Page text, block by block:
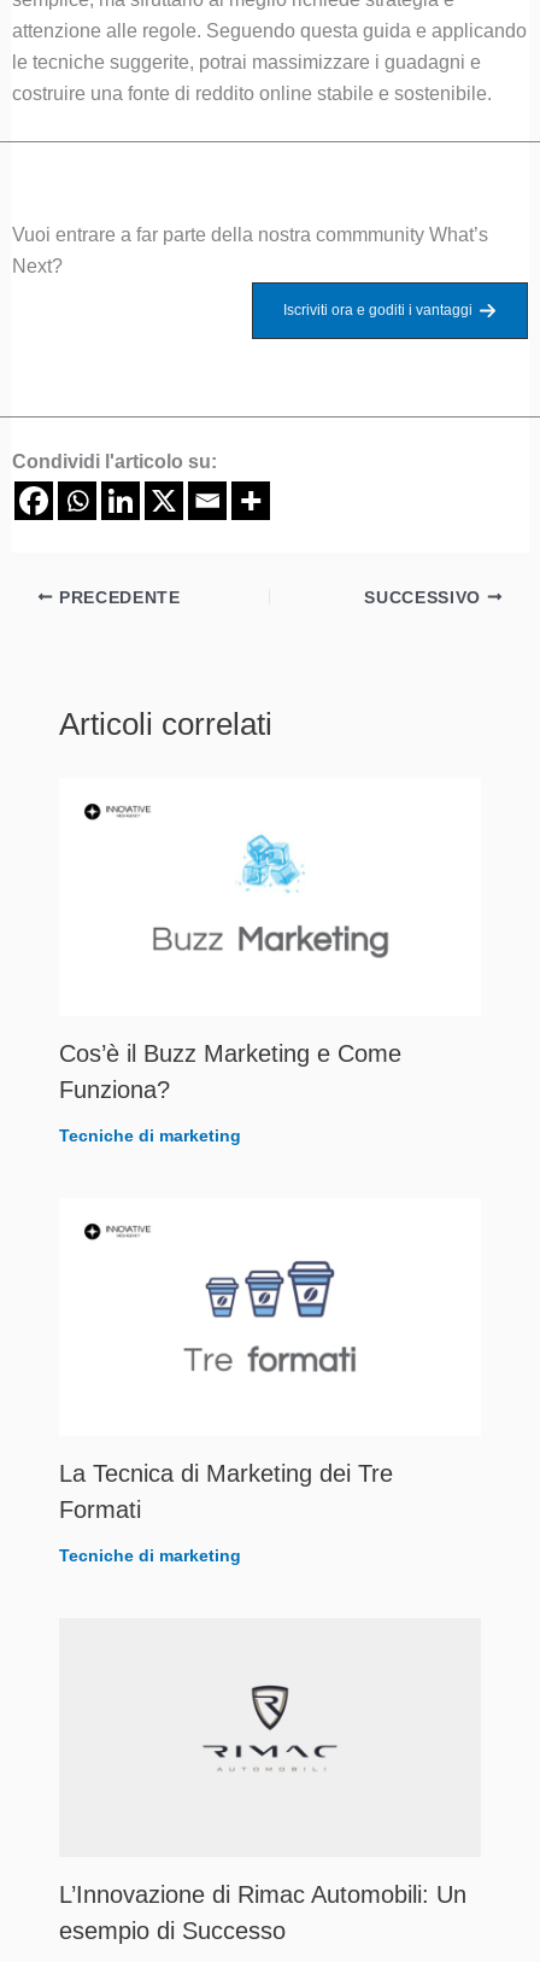
attenzione alle regole. Seguendo questa guida e applicando
le tecniche suggerite, potrai massimizzare i guadagni e
costruire una fonte di reddito online stabile e sostenibile.
Vuoi entrare a far parte della nostra commmunity What’s
Next?
Iscriviti ora e goditi i vantaggi
Condividi l'articolo su:
PRECEDENTE SUCCESSIVO
Articoli correlati
Cos’è il Buzz Marketing e Come
Funziona?
Tecniche di marketing
La Tecnica di Marketing dei Tre
Formati
Tecniche di marketing
L’Innovazione di Rimac Automobili: Un
esempio di Successo